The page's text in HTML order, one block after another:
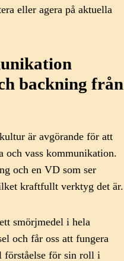
eller agera på aktuella
backning från
är avgörande för att
och vass kommunikation.
och en VD som ser
kraftfullt verktyg det är.
smörjmedel i hela
och får oss att fungera
förståelse för sin roll i